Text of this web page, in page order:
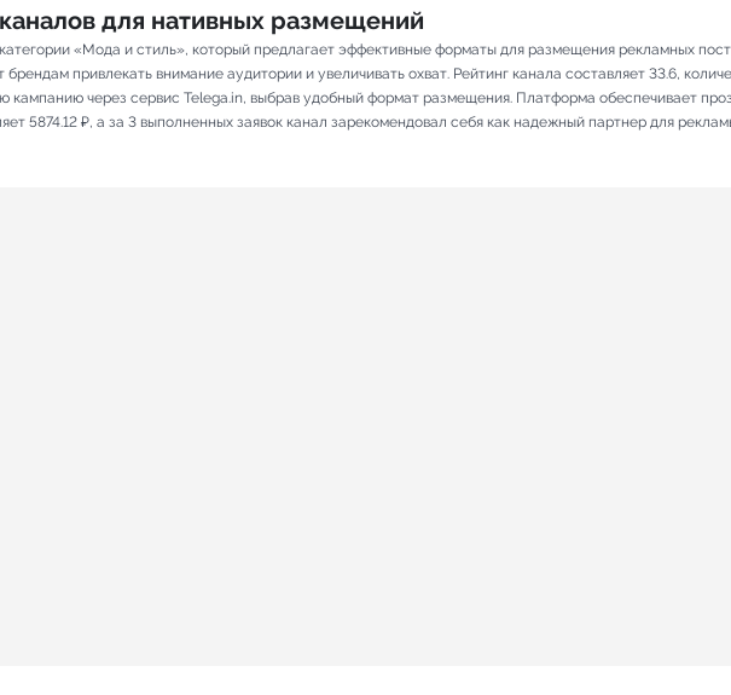
для нативных размещений
«Мода и стиль», который предлагает эффективные форматы для размещения рекламных
привлекать внимание аудитории и увеличивать охват. Рейтинг канала составляет 33.6,
кампанию через сервис Telega.in, выбрав удобный формат размещения. Платформа обеспечивает
5874.12 ₽, а за 3 выполненных заявок канал зарекомендовал себя как надежный партнер для